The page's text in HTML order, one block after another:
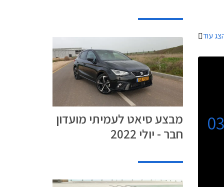
עוד
מבצע סיאט לעמיתי מועדון
חבר - יולי 2022